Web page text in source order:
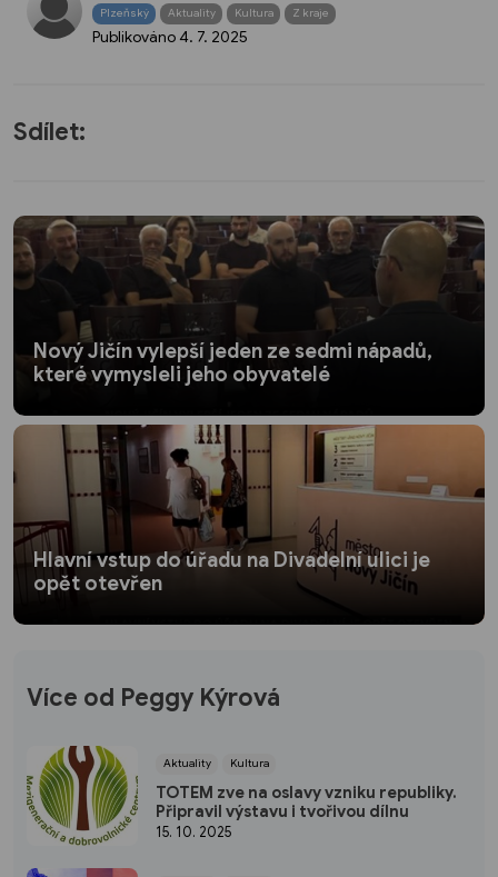
Plzeňský Aktuality Kultura Z kraje
Publikováno 4. 7. 2025
Sdílet:
Nový Jičín vylepší jeden ze sedmi nápadů,
které vymysleli jeho obyvatelé
Hlavní vstup do úřadu na Divadelní ulici je
opět otevřen
Více od Peggy Kýrová
Aktuality Kultura
TOTEM zve na oslavy vzniku republiky.
Připravil výstavu i tvořivou dílnu
15. 10. 2025